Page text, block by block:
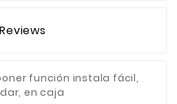
Reviews
función instala fácil,
en caja